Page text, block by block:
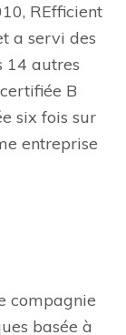
REfficient
a servi des
14 autres
B
six fois sur
entreprise
compagnie
basée à